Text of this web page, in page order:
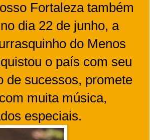
Fortaleza também
dia 22 de junho, a
do Menos
o país com seu
de sucessos, promete
muita música,
especiais.